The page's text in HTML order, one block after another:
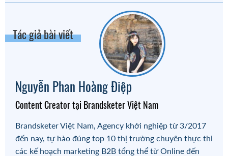
#công nghệ 4.0 trong marketing #Marketing
Tác giả bài viết
Nguyễn Phan Hoàng Điệp
Content Creator tại Brandsketer Việt Nam
Brandsketer Việt Nam, Agency khởi nghiệp từ 3/2017
đến nay, tự hào đúng top 10 thị trường chuyên thực thi
các kế hoạch marketing B2B tổng thể từ Online đến